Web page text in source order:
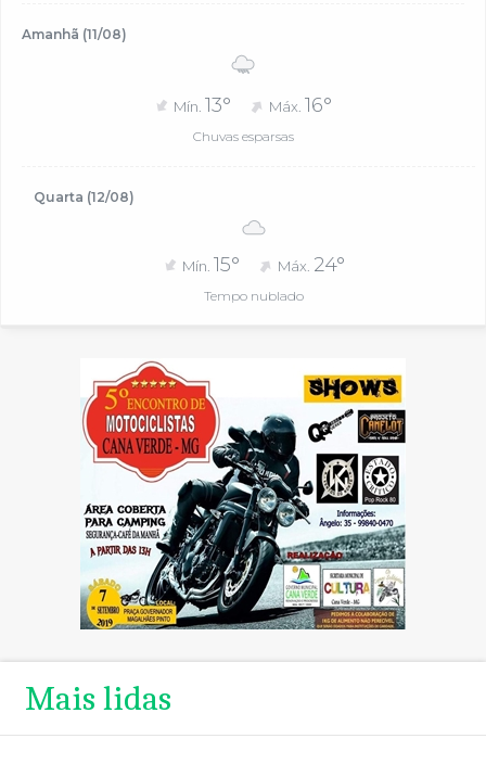
Amanhã (11/08)
Mín. 13° Máx. 16°
Chuvas esparsas
Quarta (12/08)
Mín. 15° Máx. 24°
Tempo nublado
Mais lidas